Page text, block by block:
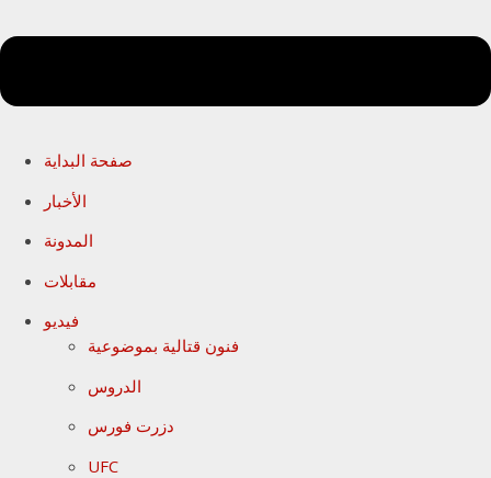
صفحة البداية
الأخبار
المدونة
مقابلات
فيديو
فنون قتالية بموضوعية
الدروس
دزرت فورس
UFC